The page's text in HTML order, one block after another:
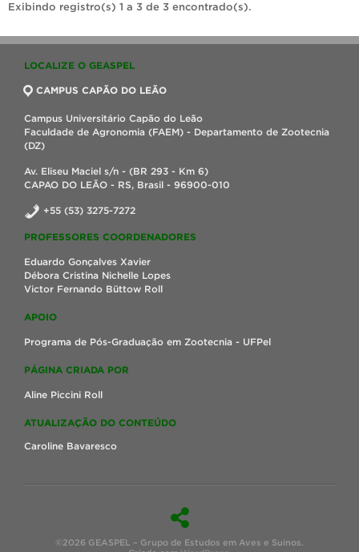
Exibindo registro(s) 1 a 3 de 3 encontrado(s).
LOCALIZE O GEASPEL
CAMPUS CAPÃO DO LEÃO
Campus Universitário Capão do Leão
Faculdade de Agronomia (FAEM) - Departamento de Zootecnia
(DZ)
Av. Eliseu Maciel s/n - (BR 293 - Km 6)
CAPAO DO LEÃO - RS, Brasil - 96900-010
+55 (53) 3275-7272
PROFESSORES COORDENADORES
Eduardo Gonçalves Xavier
Débora Cristina Nichelle Lopes
Victor Fernando Büttow Roll
APOIO
Programa de Pós-Graduação em Zootecnia - UFPel
PÁGINA CRIADA POR
Aline Piccini Roll
ATUALIZAÇÃO DO CONTEÚDO
Caroline Bavaresco
©2026 GEASPEL – Grupo de Estudos em Aves e Suinos.